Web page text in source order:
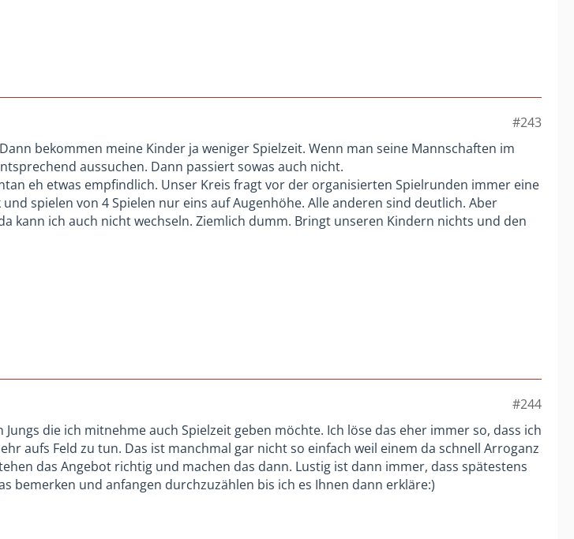
#243
bekommen meine Kinder ja weniger Spielzeit. Wenn man seine Mannschaften im
aussuchen. Dann passiert sowas auch nicht.
eh etwas empfindlich. Unser Kreis fragt vor der organisierten Spielrunden immer eine
spielen von 4 Spielen nur eins auf Augenhöhe. Alle anderen sind deutlich. Aber
kann ich auch nicht wechseln. Ziemlich dumm. Bringt unseren Kindern nichts und den
#244
die ich mitnehme auch Spielzeit geben möchte. Ich löse das eher immer so, dass ich
aufs Feld zu tun. Das ist manchmal gar nicht so einfach weil einem da schnell Arroganz
das Angebot richtig und machen das dann. Lustig ist dann immer, dass spätestens
bemerken und anfangen durchzuzählen bis ich es Ihnen dann erkläre:)